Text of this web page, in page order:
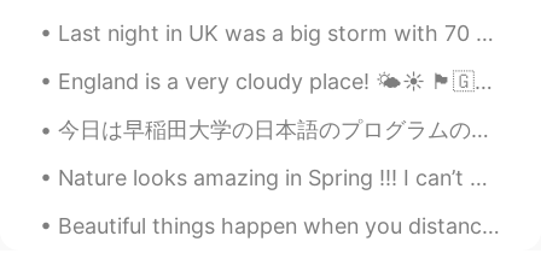
@Mish • ミッシュ • 미시
度食べてみます！！
Mish • ミッシュ • 미시 2019.04.20 09:32
やれ！
Mish • ミッシュ • 미시 2019.04.20 09:31
Last night in UK was a big storm with 70 mph winds. Today many houses in the south are without po...
England is a very cloudy place! 🌤☀️ 🏴󠁧󠁢󠁥󠁮󠁧󠁿🇬🇧 Yesterday I went to the seaside for a long walk. E...
今日は早稲田大学の日本語のプログラムの最後の日です！ 今日は最後の発表をして試験をもらえました。 先生は厳しかったけど、よくできました。ちょっとびくりしました笑。 それで、早稲田大学で日本語を勉...
Nature looks amazing in Spring !!! I can’t wait for the sun to shine and flowers to bloom . Spr...
Beautiful things happen when you distance yourself from negativity ! Positive vibe 🧡 Positive mi...